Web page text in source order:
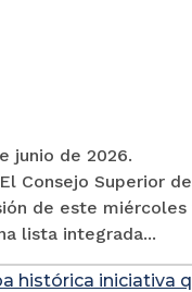
junio de 2026.
Consejo Superior
de este miércoles
lista integrada...
histórica iniciativa